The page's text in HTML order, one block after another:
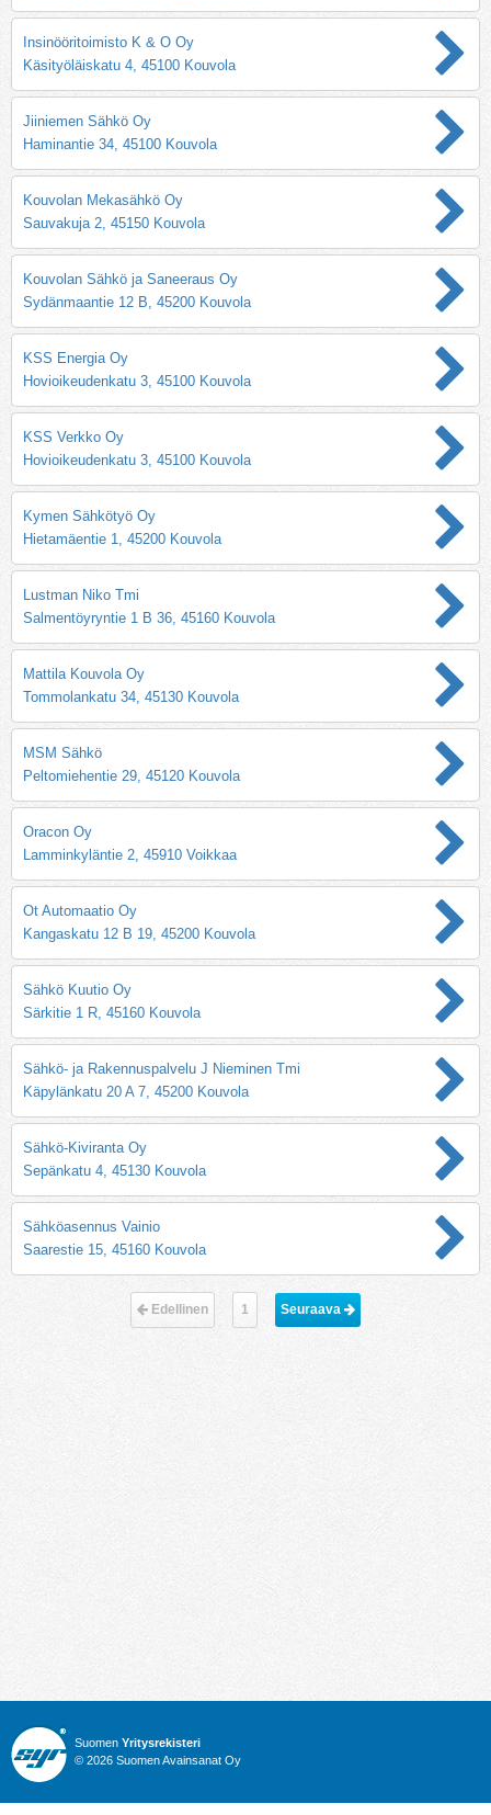
Insinööritoimisto K & O Oy
Käsityöläiskatu 4, 45100 Kouvola
Jiiniemen Sähkö Oy
Haminantie 34, 45100 Kouvola
Kouvolan Mekasähkö Oy
Sauvakuja 2, 45150 Kouvola
Kouvolan Sähkö ja Saneeraus Oy
Sydänmaantie 12 B, 45200 Kouvola
KSS Energia Oy
Hovioikeudenkatu 3, 45100 Kouvola
KSS Verkko Oy
Hovioikeudenkatu 3, 45100 Kouvola
Kymen Sähkötyö Oy
Hietamäentie 1, 45200 Kouvola
Lustman Niko Tmi
Salmentöyryntie 1 B 36, 45160 Kouvola
Mattila Kouvola Oy
Tommolankatu 34, 45130 Kouvola
MSM Sähkö
Peltomiehentie 29, 45120 Kouvola
Oracon Oy
Lamminkyläntie 2, 45910 Voikkaa
Ot Automaatio Oy
Kangaskatu 12 B 19, 45200 Kouvola
Sähkö Kuutio Oy
Särkitie 1 R, 45160 Kouvola
Sähkö- ja Rakennuspalvelu J Nieminen Tmi
Käpylänkatu 20 A 7, 45200 Kouvola
Sähkö-Kiviranta Oy
Sepänkatu 4, 45130 Kouvola
Sähköasennus Vainio
Saarestie 15, 45160 Kouvola
Edellinen 1 Seuraava
Suomen Yritysrekisteri
© 2026 Suomen Avainsanat Oy